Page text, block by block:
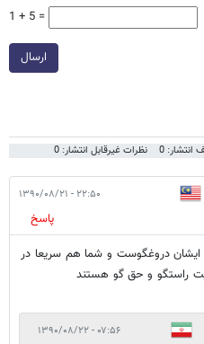
1 + 5 =
ارسال
0 نظرات غیرقابل انتشار: 0
۲۲:۵۰ - ۱۳۹۰/۰۸/۲۱
پاسخ
دروغگوست و شما هم سریعا در
راستگو و حق گو هستند
۰۷:۵۶ - ۱۳۹۰/۰۸/۲۲